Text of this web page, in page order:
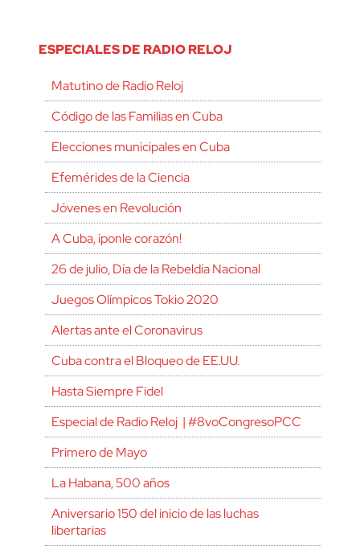
ESPECIALES DE RADIO RELOJ
Matutino de Radio Reloj
Código de las Familias en Cuba
Elecciones municipales en Cuba
Efemérides de la Ciencia
Jóvenes en Revolución
A Cuba, ¡ponle corazón!
26 de julio, Día de la Rebeldía Nacional
Juegos Olímpicos Tokio 2020
Alertas ante el Coronavirus
Cuba contra el Bloqueo de EE.UU.
Hasta Siempre Fidel
Especial de Radio Reloj | #8voCongresoPCC
Primero de Mayo
La Habana, 500 años
Aniversario 150 del inicio de las luchas
libertarias